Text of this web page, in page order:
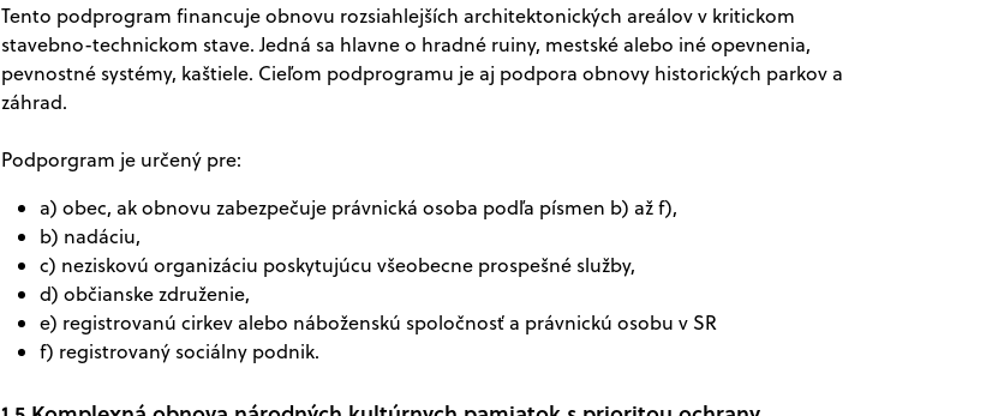
Tento podprogram financuje obnovu rozsiahlejších architektonických areálov v kritickom
stavebno-technickom stave. Jedná sa hlavne o hradné ruiny, mestské alebo iné opevnenia,
pevnostné systémy, kaštiele. Cieľom podprogramu je aj podpora obnovy historických parkov a
záhrad.
Podporgram je určený pre:
a) obec, ak obnovu zabezpečuje právnická osoba podľa písmen b) až f),
b) nadáciu,
c) neziskovú organizáciu poskytujúcu všeobecne prospešné služby,
d) občianske združenie,
e) registrovanú cirkev alebo náboženskú spoločnosť a právnickú osobu v SR
f) registrovaný sociálny podnik.